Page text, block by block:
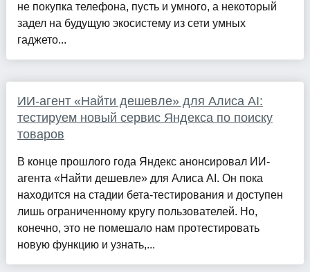
не покупка телефона, пусть и умного, а некоторый
задел на будущую экосистему из сети умных
гаджето...
ИИ-агент «Найти дешевле» для Алиса AI:
тестируем новый сервис Яндекса по поиску
товаров
В конце прошлого года Яндекс анонсировал ИИ-
агента «Найти дешевле» для Алиса AI. Он пока
находится на стадии бета-тестирования и доступен
лишь ограниченному кругу пользователей. Но,
конечно, это не помешало нам протестировать
новую функцию и узнать,...